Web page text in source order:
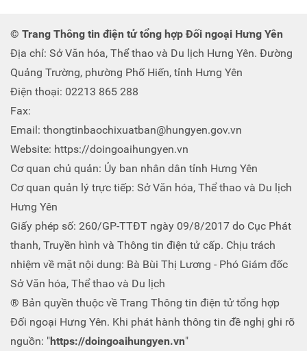
© Trang Thông tin điện tử tổng hợp Đối ngoại Hưng Yên
Địa chỉ: Sở Văn hóa, Thể thao và Du lịch Hưng Yên. Đường
Quảng Trường, phường Phố Hiến, tỉnh Hưng Yên
Điện thoại: 02213 865 288
Fax:
Email: thongtinbaochixuatban@hungyen.gov.vn
Website: https://doingoaihungyen.vn
Cơ quan chủ quản: Ủy ban nhân dân tỉnh Hưng Yên
Cơ quan quản lý trực tiếp: Sở Văn hóa, Thể thao và Du lịch
Hưng Yên
Giấy phép số: 260/GP-TTĐT ngày 09/8/2017 do Cục Phát
thanh, Truyền hình và Thông tin điện tử cấp. Chịu trách
nhiệm về mặt nội dung: Bà Bùi Thị Lương - Phó Giám đốc
Sở Văn hóa, Thể thao và Du lịch
® Bản quyền thuộc về Trang Thông tin điện tử tổng hợp
Đối ngoại Hưng Yên. Khi phát hành thông tin đề nghị ghi rõ
nguồn: "https://doingoaihungyen.vn"